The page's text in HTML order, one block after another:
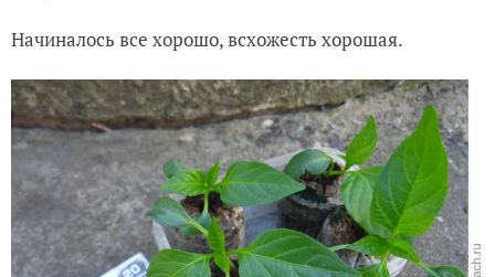
Начиналось все хорошо, всхожесть хорошая.